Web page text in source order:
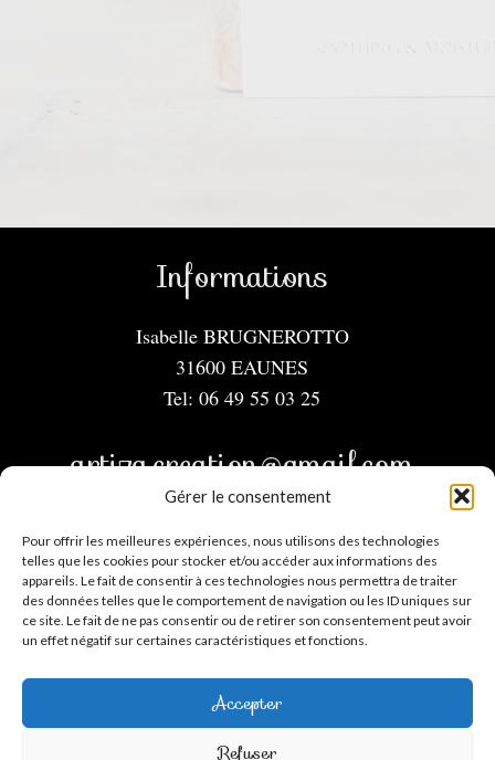
Gérer le consentement
Pour offrir les meilleures expériences, nous utilisons des technologies
telles que les cookies pour stocker et/ou accéder aux informations des
appareils. Le fait de consentir à ces technologies nous permettra de traiter
des données telles que le comportement de navigation ou les ID uniques sur
ce site. Le fait de ne pas consentir ou de retirer son consentement peut avoir
un effet négatif sur certaines caractéristiques et fonctions.
Accepter
Refuser
Informations
Isabelle BRUGNEROTTO
31600 EAUNES
Tel: 06 49 55 03 25
artiza.creation@gmail.com
Menu
Mentions légales
CGV
Contact
Mon compte